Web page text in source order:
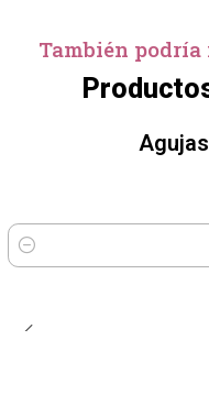
También podría
Cantidad